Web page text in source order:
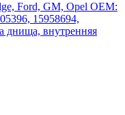
Ford, GM, Opel ОЕМ:
15958694,
днища, внутренняя